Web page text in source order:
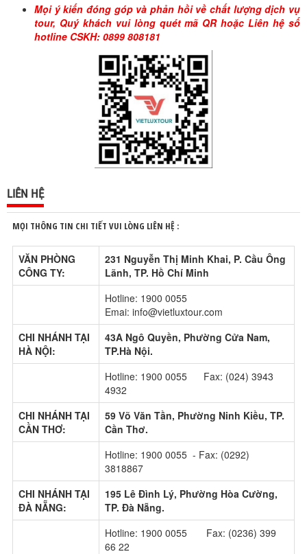
Mọi ý kiến đóng góp và phản hồi về chất lượng dịch vụ
tour, Quý khách vui lòng quét mã QR hoặc Liên hệ số
hotline CSKH: 0899 808181
LIÊN HỆ
MỌI THÔNG TIN CHI TIẾT VUI LÒNG LIÊN HỆ :
VĂN PHÒNG
CÔNG TY:
231 Nguyễn Thị Minh Khai, P. Cầu Ông
Lãnh, TP. Hồ Chí Minh
Hotline: 1900 0055
Emai: info@vietluxtour.com
CHI NHÁNH TẠI
HÀ NỘI:
43A Ngô Quyền, Phường Cửa Nam,
TP.Hà Nội.
Hotline: 1900 0055 Fax: (024) 3943
4932
CHI NHÁNH TẠI
CẦN THƠ:
59 Võ Văn Tần, Phường Ninh Kiều, TP.
Cần Thơ.
Hotline: 1900 0055 - Fax: (0292)
3818867
CHI NHÁNH TẠI
ĐÀ NẴNG:
195 Lê Đình Lý, Phường Hòa Cường,
TP. Đà Nẵng.
Hotline: 1900 0055 Fax: (0236) 399
66 22